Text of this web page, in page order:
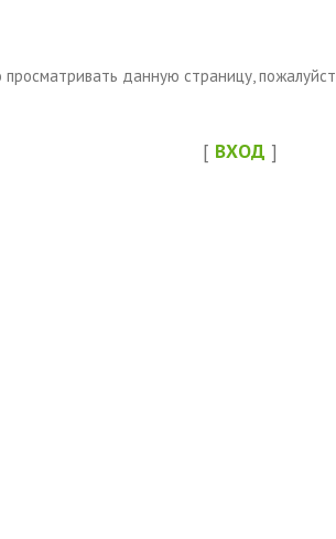
просматривать данную страницу,
[ ВХОД ]